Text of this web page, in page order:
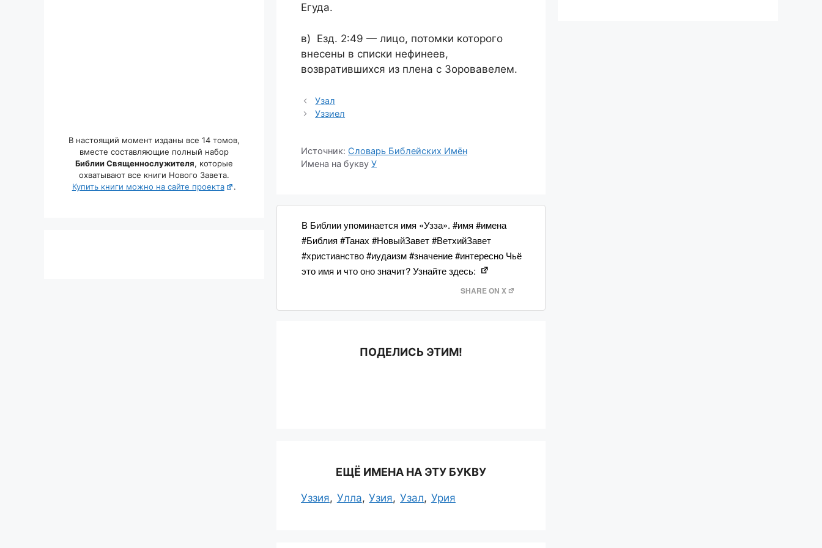
Егуда.
в) Езд. 2:49 — лицо, потомки которого
внесены в списки нефинеев,
возвратившихся из плена с Зоровавелем.
Узал
Уззиел
Источник: Словарь Библейских Имён
Имена на букву У
В Библии упоминается имя «Узза». #имя #имена
#Библия #Танах #НовыйЗавет #ВетхийЗавет
#христианство #иудаизм #значение #интересно Чьё
это имя и что оно значит? Узнайте здесь:
SHARE ON X
ПОДЕЛИСЬ ЭТИМ!
ЕЩЁ ИМЕНА НА ЭТУ БУКВУ
Уззия Улла Узия Узал Урия
В настоящий момент изданы все 14 томов,
вместе составляющие полный набор
Библии Священнослужителя, которые
охватывают все книги Нового Завета.
Купить книги можно на сайте проекта
.